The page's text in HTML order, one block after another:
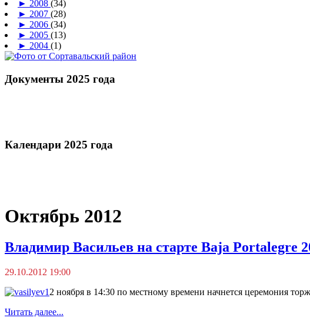
► 2008 (34)
► 2007 (28)
► 2006 (34)
► 2005 (13)
► 2004 (1)
Документы 2025 года
Календари 2025 года
Октябрь 2012
Владимир Васильев на старте Baja Portalegre
29.10.2012 19:00
2 ноября в 14:30 по местному времени начнется церемония
Читать далее...